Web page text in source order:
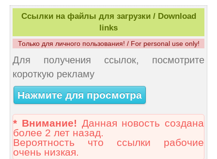
Ссылки на файлы для загрузки / Download
links
Только для личного пользования! / For personal use only!
Для получения ссылок, посмотрите
короткую рекламу
Нажмите для просмотра
* Внимание! Данная новость создана
более 2 лет назад.
Вероятность что ссылки рабочие
очень низкая.